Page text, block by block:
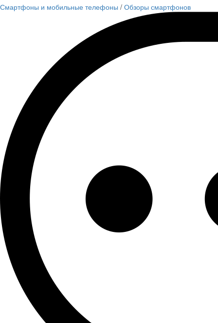
Смартфоны и мобильные телефоны / Обзоры смартфонов